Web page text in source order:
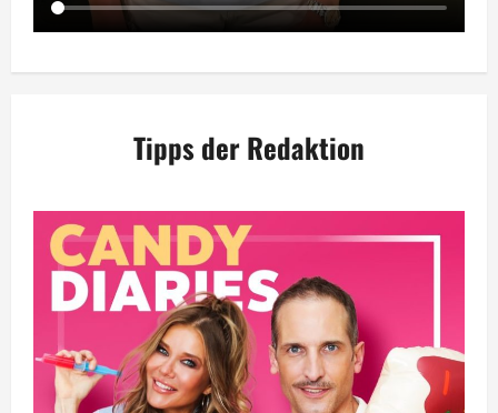
Tipps der Redaktion